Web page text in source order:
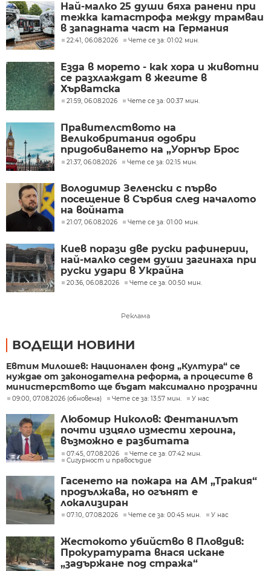
Най-малко 25 души бяха ранени при
тежка катастрофа между трамваи
в западната част на Германия
22:41, 06.08.2026 Чете се за: 01:02 мин.
Езда в морето - как хора и животни
се разхлаждат в жегите в
Хърватска
21:59, 06.08.2026 Чете се за: 00:37 мин.
Правителството на
Великобритания одобри
придобиването на „Уорнър Брос
Дискавъри“ от „Парамаунт“ за 110
21:37, 06.08.2026 Чете се за: 02:15 мин.
Володимир Зеленски с първо
посещение в Сърбия след началото
на войната
21:07, 06.08.2026 Чете се за: 01:00 мин.
Киев порази две руски рафинерии,
най-малко седем души загинаха при
руски удари в Украйна
20:36, 06.08.2026 Чете се за: 00:50 мин.
Реклама
ВОДЕЩИ НОВИНИ
Евтим Милошев: Национален фонд „Култура“ се
нуждае от законодателна реформа, а процесите в
министерството ще бъдат максимално прозрачни
09:00, 07.08.2026 (обновена) Чете се за: 13:57 мин. У нас
Любомир Николов: Фентанилът
почти изцяло измести хероина,
възможно е разбитата
лаборатория да е единствената у
нас
07:45, 07.08.2026
Чете се за: 07:42 мин.
Сигурност и правосъдие
Гасенето на пожара на АМ „Тракия“
продължава, но огънят е
локализиран
07:10, 07.08.2026 Чете се за: 00:45 мин. У нас
Жестокото убийство в Пловдив:
Прокуратурата внася искане
„задържане под стража“